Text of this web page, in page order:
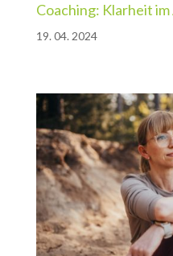
Coaching: Klarheit
19. 04. 2024